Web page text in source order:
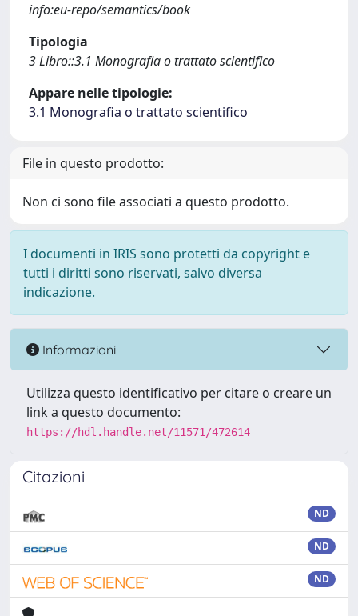
info:eu-repo/semantics/book
Tipologia
3 Libro::3.1 Monografia o trattato scientifico
Appare nelle tipologie:
3.1 Monografia o trattato scientifico
File in questo prodotto:
Non ci sono file associati a questo prodotto.
I documenti in IRIS sono protetti da copyright e
tutti i diritti sono riservati, salvo diversa
indicazione.
Informazioni
Utilizza questo identificativo per citare o creare un
link a questo documento:
https://hdl.handle.net/11571/472614
Citazioni
ND
ND
ND